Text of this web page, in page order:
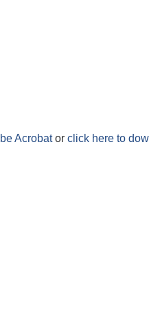
Acrobator click here to